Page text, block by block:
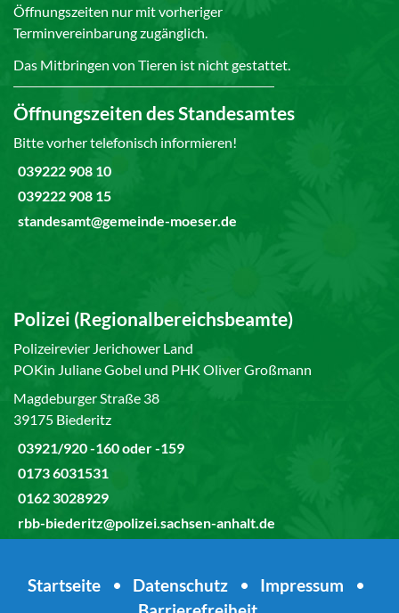
Öffnungszeiten nur mit vorheriger
Terminvereinbarung zugänglich.
Das Mitbringen von Tieren ist nicht gestattet.
Öffnungszeiten des Standesamtes
Bitte vorher telefonisch informieren!
039222 908 10
039222 908 15
standesamt@gemeinde-moeser.de
Polizei (Regionalbereichsbeamte)
Polizeirevier Jerichower Land
POKin Juliane Gobel und PHK Oliver Großmann
Magdeburger Straße 38
39175 Biederitz
03921/920 -160 oder -159
0173 6031531
0162 3028929
rbb-biederitz@polizei.sachsen-anhalt.de
Startseite • Datenschutz • Impressum
•